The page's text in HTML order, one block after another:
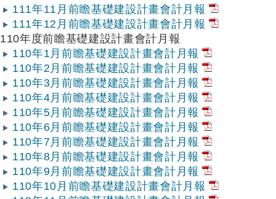
111年11月前瞻基礎建設計畫會計月報
111年12月前瞻基礎建設計畫會計月報
110年度前瞻基礎建設計畫會計月報
110年1月前瞻基礎建設計畫會計月報
110年2月前瞻基礎建設計畫會計月報
110年3月前瞻基礎建設計畫會計月報
110年4月前瞻基礎建設計畫會計月報
110年5月前瞻基礎建設計畫會計月報
110年6月前瞻基礎建設計畫會計月報
110年7月前瞻基礎建設計畫會計月報
110年8月前瞻基礎建設計畫會計月報
110年9月前瞻基礎建設計畫會計月報
110年10月前瞻基礎建設計畫會計月報